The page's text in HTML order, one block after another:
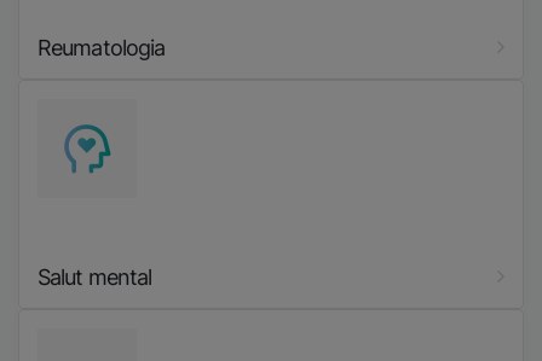
Reumatologia
Salut mental